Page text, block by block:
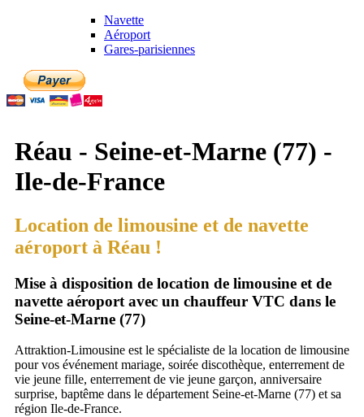
Navette
Aéroport
Gares-parisiennes
Réau - Seine-et-Marne (77) -
Ile-de-France
Location de limousine et de navette
aéroport à Réau !
Mise à disposition de location de limousine et de
navette aéroport avec un chauffeur VTC dans le
Seine-et-Marne (77)
Attraktion-Limousine est le spécialiste de la location de limousine
pour vos événement mariage, soirée discothèque, enterrement de
vie jeune fille, enterrement de vie jeune garçon, anniversaire
surprise, baptême dans le département Seine-et-Marne (77) et sa
région Ile-de-France.